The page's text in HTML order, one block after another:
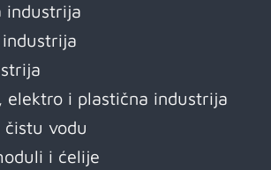
industrija
elektro i plastična industrija
čistu vodu
i ćelije